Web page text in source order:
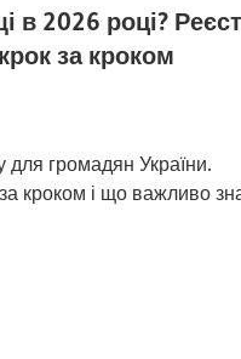
2026 році?
за крокомczas
для громадян України.
кроком і що важливо
czytania7minuty